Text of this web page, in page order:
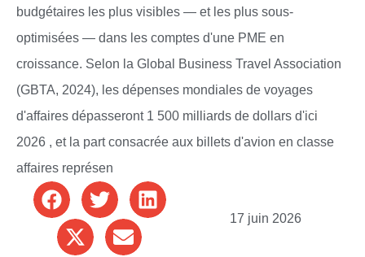
budgétaires les plus visibles — et les plus sous-
optimisées — dans les comptes d'une PME en
croissance. Selon la Global Business Travel Association
(GBTA, 2024), les dépenses mondiales de voyages
d'affaires dépasseront 1 500 milliards de dollars d'ici
2026 , et la part consacrée aux billets d'avion en classe
affaires représen
17 juin 2026